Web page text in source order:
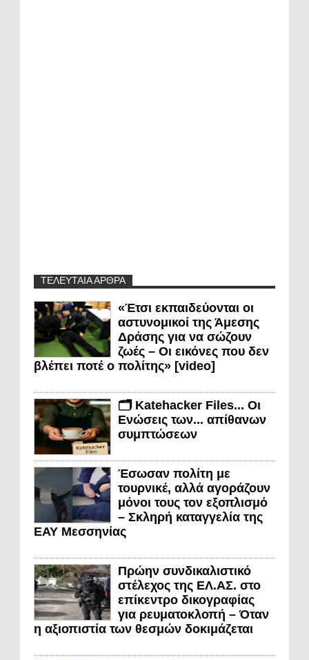
ΤΕΛΕΥΤΑΙΑ ΑΡΘΡΑ
«Έτσι εκπαιδεύονται οι
αστυνομικοί της Άμεσης
Δράσης για να σώζουν
ζωές – Οι εικόνες που δεν
βλέπει ποτέ ο πολίτης» [video]
🗂️ Katehacker Files... Οι
Ενώσεις των... απίθανων
συμπτώσεων
Έσωσαν πολίτη με
τουρνικέ, αλλά αγοράζουν
μόνοι τους τον εξοπλισμό
– Σκληρή καταγγελία της
ΕΑΥ Μεσσηνίας
Πρώην συνδικαλιστικό
στέλεχος της ΕΛ.ΑΣ. στο
επίκεντρο δικογραφίας
για ρευματοκλοπή – Όταν
η αξιοπιστία των θεσμών δοκιμάζεται